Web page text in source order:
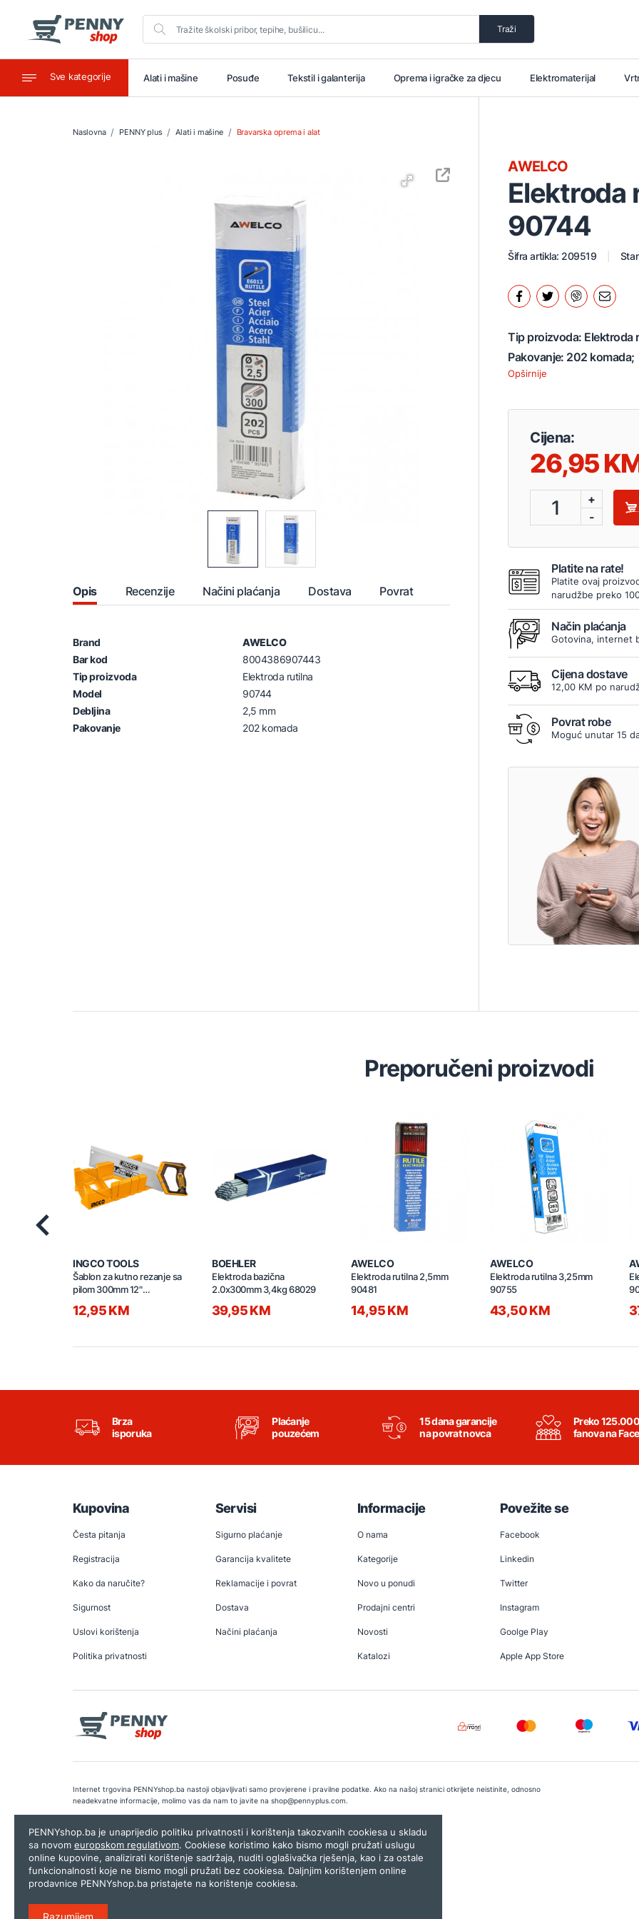
Traži
Sve kategorije
Ugostiteljstvo Alati i mašine Posuđe Tekstil i galanterija Oprema i igračke za djecu Elektromaterijal
Naslovna PENNY plus Alati i mašine Bravarska oprema i alat
Opis Recenzije Načini plaćanja Dostava Povrat
Brand
AWELCO
Bar kod
8004386907443
Tip proizvoda
Elektroda rutilna
Model
90744
Debljina
2,5 mm
Pakovanje
202 komada
Elektroda
90744
AWELCO
Šifra artikla: 209519
Tip proizvoda: Elektroda
Pakovanje: 202 komada;
Opširnije
Cijena:
26,95
1
+
-
Platite na rate!
Platite ovaj
narudžbe preko
Način plaćanja
Gotovina, internet
Cijena dostave
12,00 KM po
Povrat robe
Moguć unutar 15
Preporučeni proizvodi
INGCO TOOLS
Šablon za kutno rezanje sa
pilom 300mm 12"
HMBSB30062
12,95 KM
BOEHLER
Elektroda bazična
2.0x300mm 3,4kg 68029
39,95 KM
AWELCO
Elektroda rutilna 2,5mm
90481
14,95 KM
AWELCO
Elektroda rutilna 3,25mm
90755
43,50 KM
Brza
isporuka
Plaćanje
pouzećem
15 dana garancije
na povrat novca
Preko 125.000
fanova na
Kupovina
Česta pitanja
Registracija
Kako da naručite?
Sigurnost
Uslovi korištenja
Politika privatnosti
Servisi
Sigurno plaćanje
Garancija kvalitete
Reklamacije i povrat
Dostava
Načini plaćanja
Informacije
O nama
Kategorije
Novo u ponudi
Prodajni centri
Novosti
Katalozi
Povežite se
Facebook
Linkedin
Twitter
Instagram
Goolge Play
Apple App Store
Internet trgovina PENNYshop.ba nastoji objavljivati samo provjerene i pravilne podatke. Ako na našoj stranici otkrijete neistinite, odnosno
neadekvatne informacije, molimo vas da nam to javite na shop@pennyplus.com.
Copyright © 2026.Penny plus d.o.o. Sarajevo.Dizajn i programiranje:Lampa.ba
PENNYshop.ba je unaprijedio politiku privatnosti i korištenja takozvanih cookiesa u skladu
sa novom europskom regulativom. Cookiese koristimo kako bismo mogli pružati uslugu
online kupovine, analizirati korištenje sadržaja, nuditi oglašivačka rješenja, kao i za ostale
funkcionalnosti koje ne bismo mogli pružati bez cookiesa. Daljnjim korištenjem online
prodavnice PENNYshop.ba pristajete na korištenje cookiesa.
Razumijem